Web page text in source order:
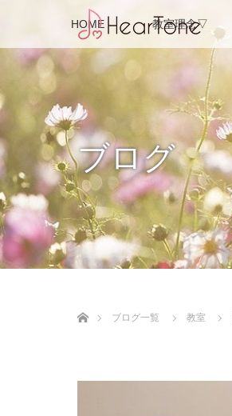
HOME 教室理念▽
ブログ
ブログ一覧
教室